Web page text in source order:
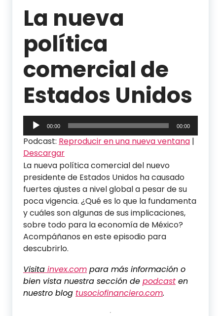
La nueva
política
comercial de
Estados Unidos
Reproductor
de
audio
00:00 00:00
Podcast: Reproducir en una nueva ventana |
Descargar
La nueva política comercial del nuevo
presidente de Estados Unidos ha causado
fuertes ajustes a nivel global a pesar de su
poca vigencia. ¿Qué es lo que la fundamenta
y cuáles son algunas de sus implicaciones,
sobre todo para la economía de México?
Acompáñanos en este episodio para
descubrirlo.
Visita invex.com para más información o
bien vista nuestra sección de podcast en
nuestro blog tusociofinanciero.com.